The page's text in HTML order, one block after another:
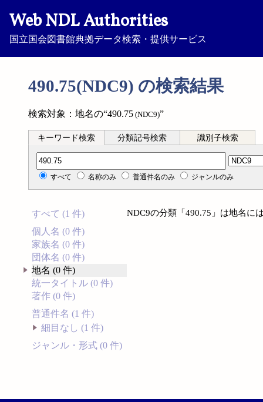
Web NDL Authorities
国立国会図書館典拠データ検索・提供サービス
490.75(NDC9) の検索結果
検索対象：地名の“490.75 (NDC9)”
キーワード検索 分類記号検索 識別子検索
分類記号検索
すべて 名称のみ 普通件名のみ ジャンルのみ
すべて (1 件)
個人名 (0 件)
家族名 (0 件)
団体名 (0 件)
地名 (0 件)
統一タイトル (0 件)
著作 (0 件)
普通件名 (1 件)
細目なし (1 件)
ジャンル・形式 (0 件)
NDC9の分類「490.75」は地名に